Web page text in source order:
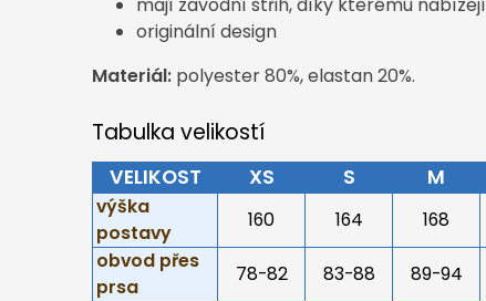
mají závodní střih, díky kterému nabízejí
originální design
Materiál: polyester 80%, elastan 20%.
Tabulka velikostí
VELIKOST XS S M
výška
postavy
160 164 168
obvod přes
prsa
78-82 83-88 89-94